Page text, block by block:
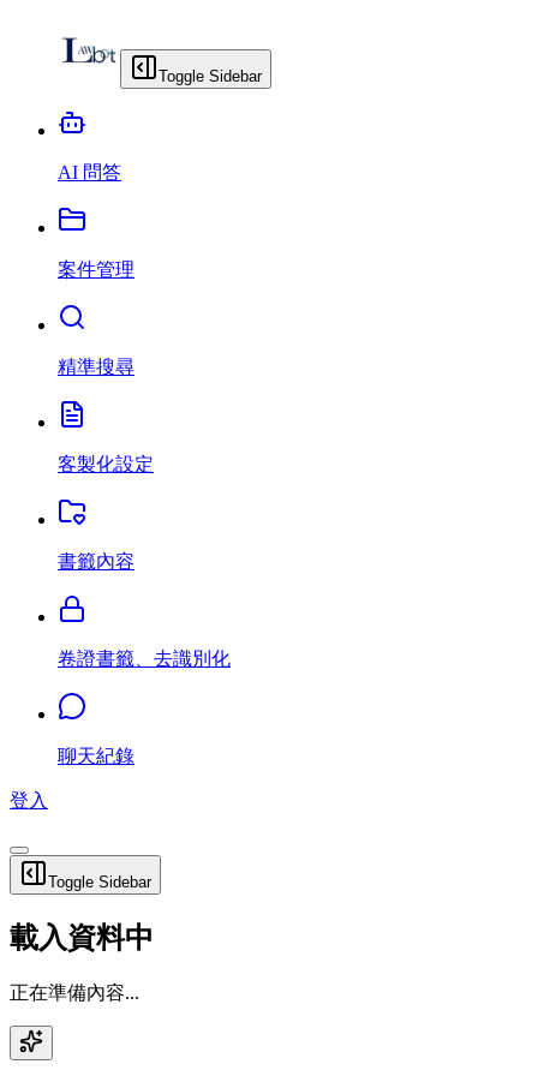
Toggle Sidebar
AI 問答
案件管理
精準搜尋
客製化設定
書籤內容
卷證書籤、去識別化
聊天紀錄
登入
Toggle Sidebar
載入資料中
正在準備內容...